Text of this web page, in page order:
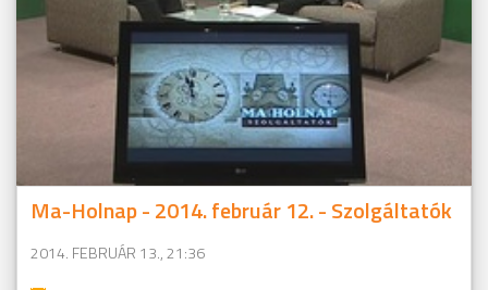
Ma-Holnap - 2014. február 12. - Szolgáltatók
2014. FEBRUÁR 13., 21:36